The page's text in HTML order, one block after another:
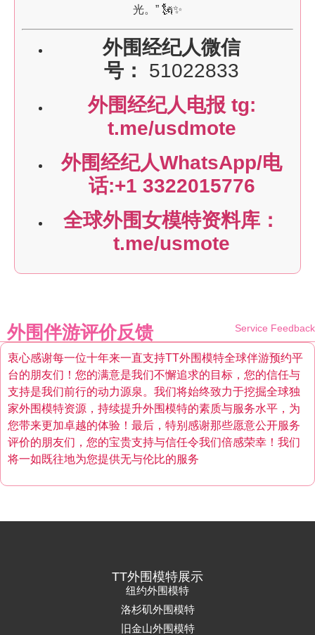
光。” 🗽✨
外围经纪人微信
号：
51022833
外围经纪人电报 tg:
t.me/usdmote
外围经纪人WhatsApp/电
话:+1 3322015776
全球外围女模特资料库：
t.me/usmote
外围伴游评价反馈 Service Feedback
衷心感谢每一位十年来一直支持TT外围模特全球伴游预约平
台的朋友们！您的满意是我们不懈追求的目标，您的信任与
支持是我们前行的动力源泉。我们将始终致力于挖掘全球独
家外围模特资源，持续提升外围模特的素质与服务水平，为
您带来更加卓越的体验！最后，特别感谢那些愿意公开服务
评价的朋友们，您的宝贵支持与信任令我们倍感荣幸！我们
将一如既往地为您提供无与伦比的服务
TT外围模特展示
纽约外围模特
洛杉矶外围模特
旧金山外围模特